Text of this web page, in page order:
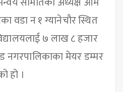
वडा न १ ग्यानेचाैर स्थित
७ लाख ८ हजार
नगरपालिकाका मेयर डम्मर
हो ।